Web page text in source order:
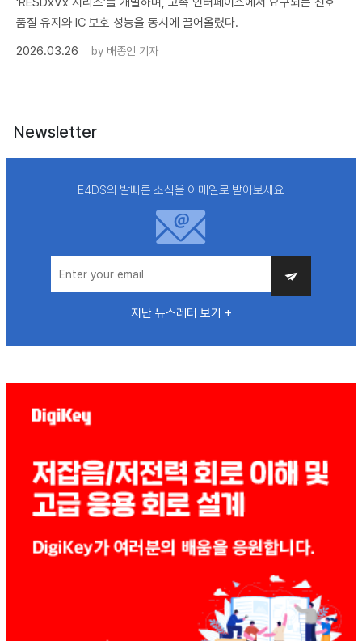
품질 유지와 IC 보호 성능을 동시에 끌어올렸다.
2026.03.26
by 배종인 기자
Newsletter
E4DS의 발빠른 소식을 이메일로 받아보세요
지난 뉴스레터 보기 +